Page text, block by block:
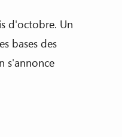
d'octobre. Un
bases des
s'annonce